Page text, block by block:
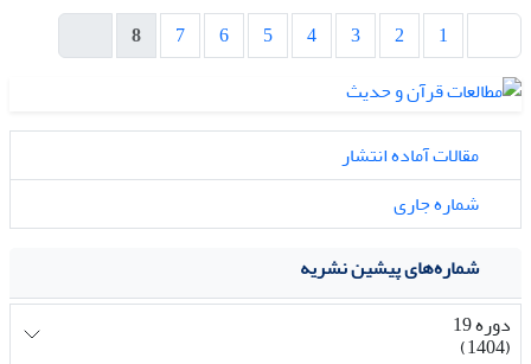
1
2
3
4
5
6
7
8
مقالات آماده انتشار
شماره جاری
شماره‌های پیشین نشریه
دوره 19
(1404)